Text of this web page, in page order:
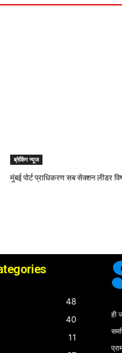
ब्रेकिंग न्यूज
मुंबई पोर्ट प्राधिकरण सब सेक्शन लीडर
48
40
11
ही